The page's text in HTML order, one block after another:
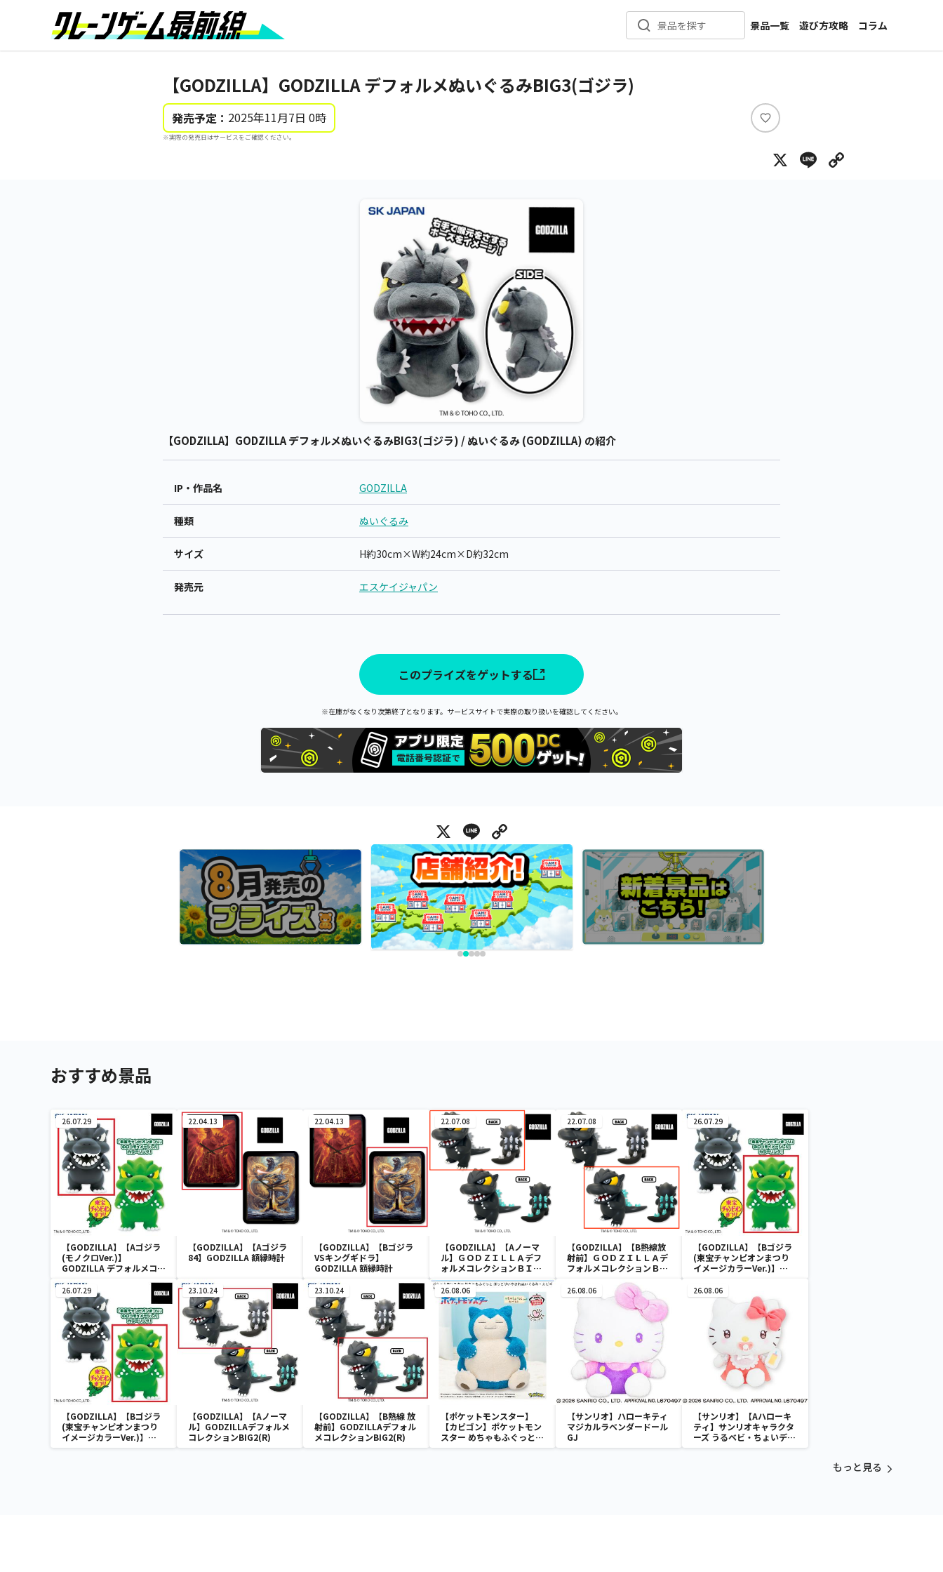
景品を探す
景品一覧
新着景品
メーカー一覧
遊び方攻略
コラム
インタビュー
【GODZILLA】GODZILLA デフォルメぬいぐるみBIG3(ゴジラ)
発売予定： 2025年11月7日 0時
※実際の発売日はサービスをご確認ください。
い
ね
X Line
【GODZILLA】GODZILLA デフォルメぬいぐるみBIG3(ゴジラ) / ぬいぐるみ (GODZILLA) の紹介
IP・作品名 GODZILLA
種類 ぬいぐるみ
サイズ H約30cm×W約24cm×D約32cm
発売元 エスケイジャパン
このプライズをゲットする
※在庫がなくなり次第終了となります。サービスサイトで実際の取り扱いを確認してください。
X Line
おすすめ景品
26.07.29
【GODZILLA】【Aゴジラ
(モノクロVer.)】
GODZILLA デフォルメコレ
ロカラーエディション)
22.04.13
【GODZILLA】【Aゴジラ
84】GODZILLA 額縁時計
22.04.13
【GODZILLA】【Bゴジラ
VSキングギドラ】
GODZILLA 額縁時計
22.07.08
【GODZILLA】【Aノーマ
ル】ＧＯＤＺＩＬＬＡデフ
ォルメコレクションＢＩＧ
２
22.07.08
【GODZILLA】【B熱線放
射前】ＧＯＤＺＩＬＬＡデ
フォルメコレクションＢＩ
26.07.29
【GODZILLA】【Bゴジラ
(東宝チャンピオンまつり
イメージカラーVer.)】
クション BIG(ゴジラ)(レト
ロカラーエディション)
26.07.29
【GODZILLA】【Bゴジラ
(東宝チャンピオンまつり
イメージカラーVer.)】
GODZILLA デフォルメコレ
23.10.24
【GODZILLA】【Aノーマ
ル】GODZILLAデフォルメ
コレクションBIG2(R)
23.10.24
【GODZILLA】【B熱線 放
射前】GODZILLAデフォル
メコレクションBIG2(R)
26.08.06
【ポケットモンスター】
【カビゴン】ポケットモン
スター めちゃもふぐっと
ほっこりいやされぬいぐる
26.08.06
【サンリオ】ハローキティ
マジカルラベンダードール
GJ
26.08.06
【サンリオ】【Aハローキ
ティ】サンリオキャラクタ
ーズ うるベビ・ちょいデカ
ドール
もっと見る